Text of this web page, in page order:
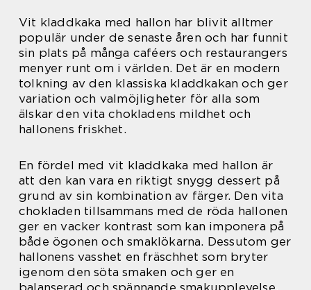
Vit kladdkaka med hallon har blivit alltmer
populär under de senaste åren och har funnit
sin plats på många caféers och restaurangers
menyer runt om i världen. Det är en modern
tolkning av den klassiska kladdkakan och ger
variation och valmöjligheter för alla som
älskar den vita chokladens mildhet och
hallonens friskhet.
En fördel med vit kladdkaka med hallon är
att den kan vara en riktigt snygg dessert på
grund av sin kombination av färger. Den vita
chokladen tillsammans med de röda hallonen
ger en vacker kontrast som kan imponera på
både ögonen och smaklökarna. Dessutom ger
hallonens vasshet en fräschhet som bryter
igenom den söta smaken och ger en
balanserad och spännande smakupplevelse.